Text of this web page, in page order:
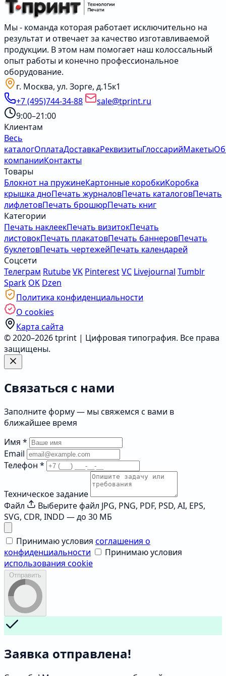
Мы - команда которая работает исключительно на
результат и отвечает за качество изготавливаемой
продукции. В этом нам помогает наш колоссальный
опыт работы и конечно профессиональное
оборудование.
г. Москва, ул. Зорге, д.15к1
+7 (495)744-34-88
sale@tprint.ru
9:00–21:00
Клиентам
Весь
каталогОплатаДоставкаРеквизитыГлоссарийМакеты
компанииКонтакты
Товары
Блокнот на пружинеКартонные коробкиКоробка
крышка дноПечать журналовПечать каталоговПечать
лифлетовПечать брошюрПечать книг
Категории
Печать наклеекПечать визитокПечать
листовокПечать плакатовПечать баннеровПечать
буклетовПечать чертежейПечать календарей
Соцсети
Телеграм RutubeVK PinterestVC Livejournal Tumblr
Spark OK Dzen
Политика конфиденциальности
О cookies
Карта сайта
© 2020–2026 tprint | Цифровая типография. Все права
защищены.
Связаться с нами
Заполните форму — мы свяжемся с вами в
ближайшее время
Имя *
Email
Телефон *
Техническое задание
Файл
Выберите файл JPG, PNG, PDF, PSD, AI, EPS,
SVG, CDR, INDD — до 30 МБ
Принимаю условия соглашения о
конфиденциальности
Принимаю условия
использования cookie
Отправить
Заявка отправлена!